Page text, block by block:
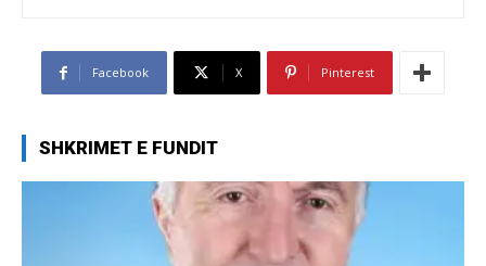
Facebook X Pinterest
SHKRIMET E FUNDIT